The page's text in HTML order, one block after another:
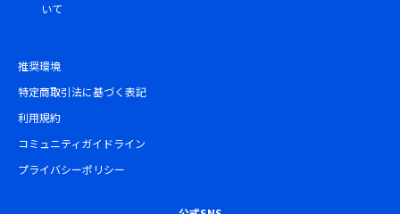
いて
推奨環境
特定商取引法に基づく表記
利用規約
コミュニティガイドライン
プライバシーポリシー